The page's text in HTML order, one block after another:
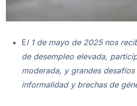
El 1 de mayo de 2025 nos
de desempleo elevada,
moderada, y grandes desafíos
informalidad y brechas de